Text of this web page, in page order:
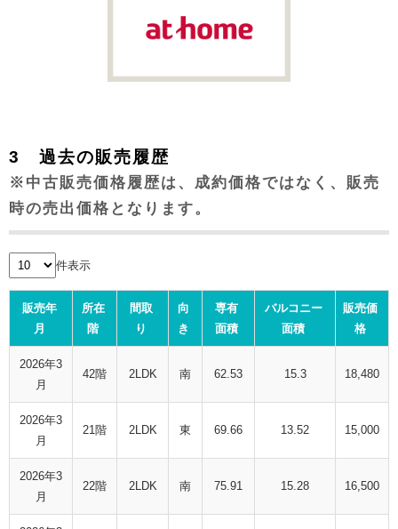
3 過去の販売履歴
※中古販売価格履歴は、成約価格ではなく、販売
時の売出価格となります。
件表示
販売年
月
所在
階
間取
り
向
き
専有
面積
バルコニー
面積
販売価
格
2026年3
月
42階 2LDK 南 62.53 15.3 18,480
2026年3
月
21階 2LDK 東 69.66 13.52 15,000
2026年3
月
22階 2LDK 南 75.91 15.28 16,500